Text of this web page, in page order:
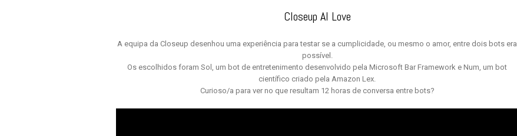
Closeup AI Love
A equipa da Closeup desenhou uma experiência para testar se a cumplicidade, ou mesmo o amor, entre dois bots era
possível.
Os escolhidos foram Sol, um bot de entretenimento desenvolvido pela Microsoft Bar Framework e Num, um bot
científico criado pela Amazon Lex.
Curioso/a para ver no que resultam 12 horas de conversa entre bots?